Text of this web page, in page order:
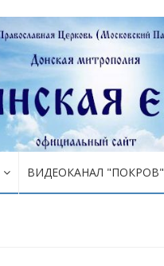
ВИДЕОКАНАЛ "ПОКРОВ"